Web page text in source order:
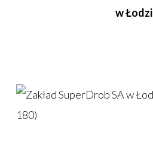
w Łodzi